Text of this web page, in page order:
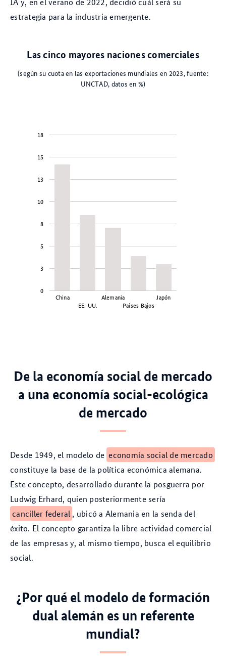
estrategia para la industria emergente.
Las cinco mayores naciones comerciales
(según su cuota en las exportaciones mundiales en 2023, fuente:
UNCTAD, datos en %)
China
EE. UU.
Alemania
Países Bajos
Japón
0
3
5
8
10
13
15
18
De la economía social de mercado
a una economía social-ecológica
de mercado
Desde 1949, el modelo de economía social de mercado
constituye la base de la política económica alemana.
Este concepto, desarrollado durante la posguerra por
Ludwig Erhard, quien posteriormente sería
canciller federal , ubicó a Alemania en la senda del
éxito. El concepto garantiza la libre actividad comercial
de las empresas y, al mismo tiempo, busca el equilibrio
social.
¿Por qué el modelo de formación
dual alemán es un referente
mundial?